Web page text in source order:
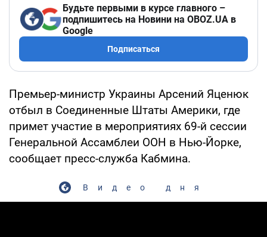
Будьте первыми в курсе главного –
подпишитесь на Новини на OBOZ.UA в
Google
Подписаться
Премьер-министр Украины Арсений Яценюк
отбыл в Соединенные Штаты Америки, где
примет участие в мероприятиях 69-й сессии
Генеральной Ассамблеи ООН в Нью-Йорке,
сообщает пресс-служба Кабмина.
Видео дня